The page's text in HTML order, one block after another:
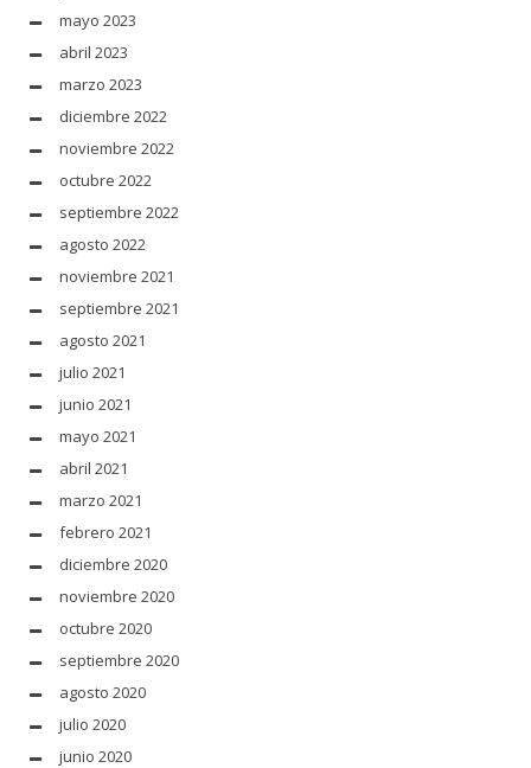
mayo 2023
abril 2023
marzo 2023
diciembre 2022
noviembre 2022
octubre 2022
septiembre 2022
agosto 2022
noviembre 2021
septiembre 2021
agosto 2021
julio 2021
junio 2021
mayo 2021
abril 2021
marzo 2021
febrero 2021
diciembre 2020
noviembre 2020
octubre 2020
septiembre 2020
agosto 2020
julio 2020
junio 2020